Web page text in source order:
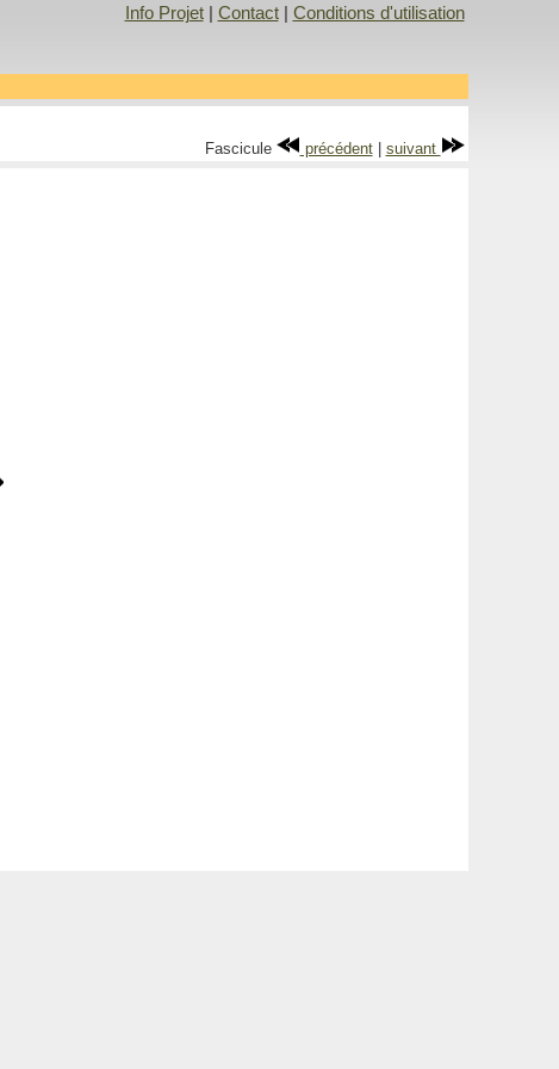
Info Projet| Contact| Conditions d'utilisation
Fascicule précédent| suivant